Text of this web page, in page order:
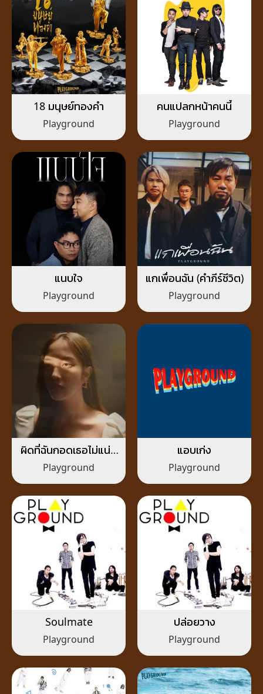
18 มนุษย์ทองคำ
Playground
คนแปลกหน้าคนนี้
Playground
แนบใจ
Playground
แกเพื่อนฉัน (คำภีร์ชีวิต)
Playground
ผิดที่ฉันกอดเธอไม่แน่น
พอ (BALLOON)
Playground
แอบเก่ง
Playground
Soulmate
Playground
ปล่อยวาง
Playground